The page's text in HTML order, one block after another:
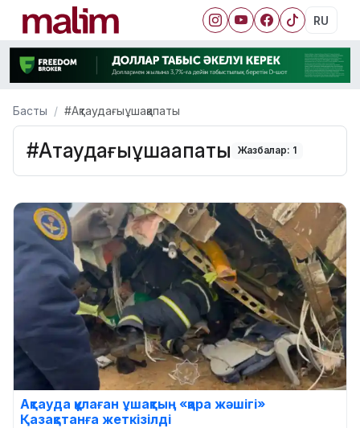
RU
Басты #Ақтаудағыұшақапаты
#Ақтаудағыұшақапаты Жазбалар: 1
Ақтауда құлаған ұшақтың «қара жәшігі»
Қазақстанға жеткізілді